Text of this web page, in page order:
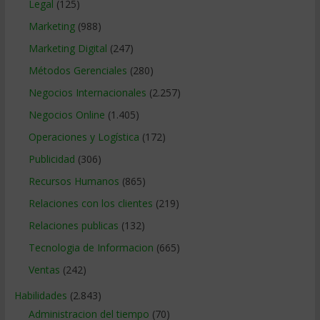
Legal (125)
Marketing(988)
Marketing Digital (247)
Métodos Gerenciales (280)
Negocios Internacionales (2.257)
Negocios Online (1.405)
Operaciones y Logística (172)
Publicidad (306)
Recursos Humanos (865)
Relaciones con los clientes (219)
Relaciones publicas (132)
Tecnologia de Informacion (665)
Ventas (242)
Habilidades (2.843)
Administracion del tiempo (70)